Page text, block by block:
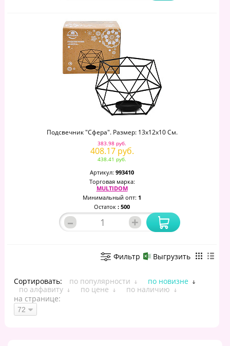
Подсвечник "Сфера". Размер: 13х12х10 См.
383.98 руб.
408.17 руб.
438.41 руб.
Артикул: 993410
Торговая марка:
MULTIDOM
Минимальный опт: 1
Остаток : 500
– +
Фильтр Выгрузить
Сортировать: по популярности
по новизне
по алфавиту
по цене
по наличию
на странице: